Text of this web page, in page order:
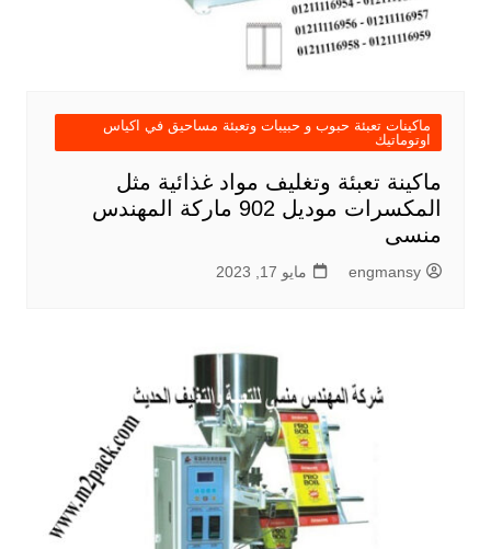
ماكينات تعبئة حبوب و حبيبات وتعبئة مساحيق في اكياس
اوتوماتيك
ماكينة تعبئة وتغليف مواد غذائية مثل
المكسرات موديل 902 ماركة المهندس
منسى
engmansy مايو 17, 2023